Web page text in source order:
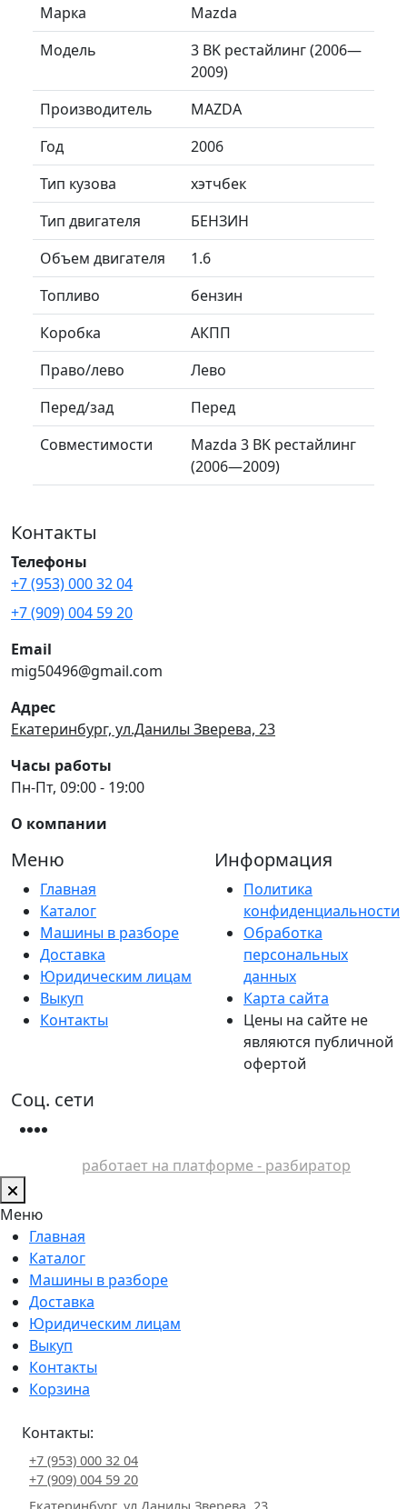
Марка
Mazda
Модель
3 BK рестайлинг (2006—
2009)
Производитель
MAZDA
Год
2006
Тип кузова
хэтчбек
Тип двигателя
БЕНЗИН
Объем двигателя
1.6
Топливо
бензин
Коробка
АКПП
Право/лево
Лево
Перед/зад
Перед
Совместимости
Mazda 3 BK рестайлинг
(2006—2009)
Контакты
Телефоны
+7 (953) 000 32 04
+7 (909) 004 59 20
Email
mig50496@gmail.com
Адрес
Екатеринбург, ул.Данилы Зверева, 23
Часы работы
Пн-Пт, 09:00 - 19:00
О компании
Меню
Главная
Каталог
Машины в разборе
Доставка
Юридическим лицам
Выкуп
Контакты
Информация
Политика
конфиденциальности
Обработка
персональных
данных
Карта сайта
Цены на сайте не
являются публичной
офертой
Соц. сети
работает на платформе - разбиратор
Меню
Главная
Каталог
Машины в разборе
Доставка
Юридическим лицам
Выкуп
Контакты
Корзина
Контакты:
+7 (953) 000 32 04
+7 (909) 004 59 20